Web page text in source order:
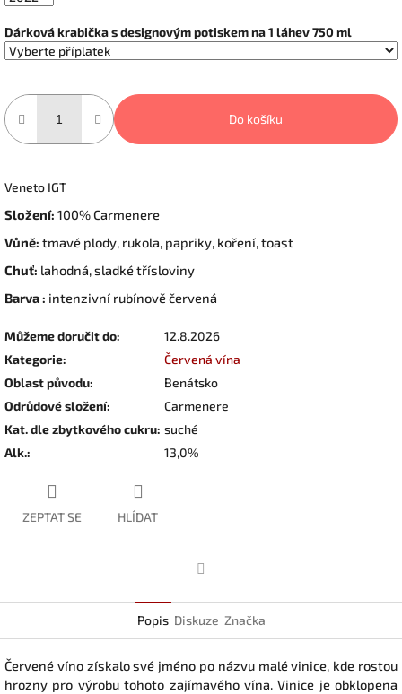
Dárková krabička s designovým potiskem na 1 láhev 750 ml
Do košíku
Veneto IGT
Složení: 100% Carmenere
Vůně: tmavé plody, rukola, papriky, koření, toast
Chuť: lahodná, sladké třísloviny
Barva : intenzivní rubínově červená
Můžeme doručit do:
12.8.2026
Kategorie:
Červená vína
Oblast původu:
Benátsko
Odrůdové složení:
Carmenere
Kat. dle zbytkového cukru: suché
Alk.: 13,0%
ZEPTAT SE HLÍDAT
Popis Diskuze Značka
Červené víno získalo své jméno po názvu malé vinice, kde rostou
hrozny pro výrobu tohoto zajímavého vína. Vinice je obklopena